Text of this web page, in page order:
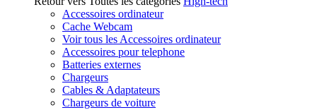
Accessoires ordinateur
Cache Webcam
Voir tous les Accessoires ordinateur
Accessoires pour telephone
Batteries externes
Chargeurs
Cables & Adaptateurs
Chargeurs de voiture